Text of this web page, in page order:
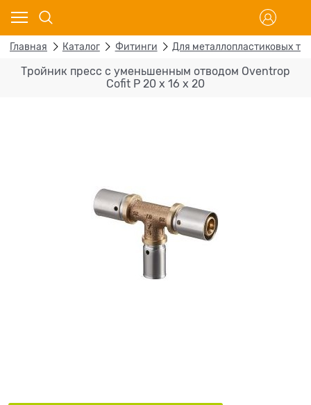
Главная Каталог Фитинги Для металлопластиковых
Тройник пресс с уменьшенным отводом Oventrop
Cofit P 20 х 16 х 20